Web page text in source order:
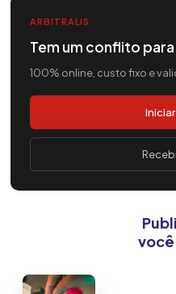
ARBITRALIS
Tem um conflito
100% online, custo fixo e